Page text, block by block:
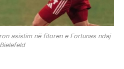
asistim në fitoren e Fortunas ndaj
Bielefeld